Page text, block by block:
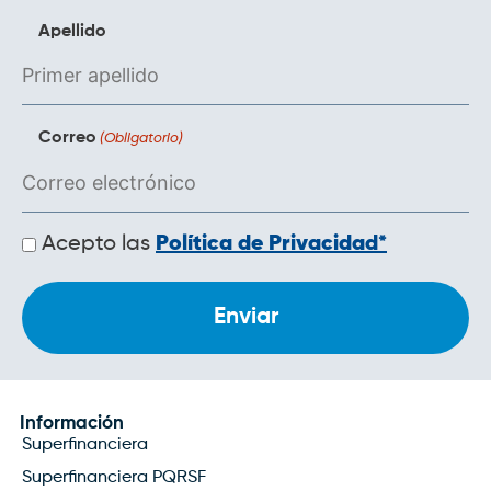
Apellido
Correo (Obligatorio)
Políticas
de
Acepto las Política de Privacidad*
Información
Superfinanciera
Superfinanciera PQRSF